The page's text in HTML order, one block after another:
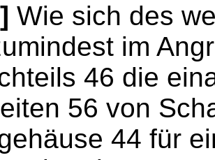
Wie sich des
im
46 die
56 von
44 für